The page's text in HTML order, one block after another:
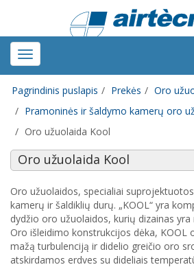
Toggle
navigation
Pagrindinis puslapis Prekės
Oro
Pramoninės ir šaldymo kamerų oro
Oro užuolaida Kool
Oro užuolaida Kool
Oro užuolaidos, specialiai
kamerų ir šaldiklių durų. „KOOL“ yra
dydžio oro užuolaidos, kurių dizainas yra
Oro išleidimo konstrukcijos dėka, KOOL
mažą turbulenciją ir didelio greičio oro
atskirdamos erdves su dideliais